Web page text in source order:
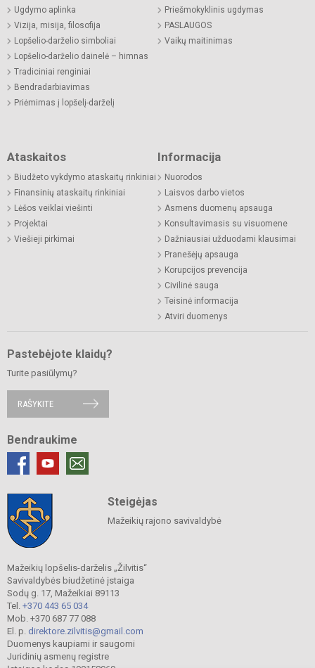
Ugdymo aplinka
Vizija, misija, filosofija
Lopšelio-darželio simboliai
Lopšelio-darželio dainelė – himnas
Tradiciniai renginiai
Bendradarbiavimas
Priėmimas į lopšelį-darželį
Priešmokyklinis ugdymas
PASLAUGOS
Vaikų maitinimas
Ataskaitos
Biudžeto vykdymo ataskaitų rinkiniai
Finansinių ataskaitų rinkiniai
Lėšos veiklai viešinti
Projektai
Viešieji pirkimai
Informacija
Nuorodos
Laisvos darbo vietos
Asmens duomenų apsauga
Konsultavimasis su visuomene
Dažniausiai užduodami klausimai
Pranešėjų apsauga
Korupcijos prevencija
Civilinė sauga
Teisinė informacija
Atviri duomenys
Pastebėjote klaidų?
Turite pasiūlymų?
RAŠYKITE
Bendraukime
Steigėjas
Mažeikių rajono savivaldybė
Mažeikių lopšelis-darželis „Žilvitis“
Savivaldybės biudžetinė įstaiga
Sodų g. 17, Mažeikiai 89113
Tel. +370 443 65 034
Mob. +370 687 77 088
El. p. direktore.zilvitis@gmail.com
Duomenys kaupiami ir saugomi
Juridinių asmenų registre